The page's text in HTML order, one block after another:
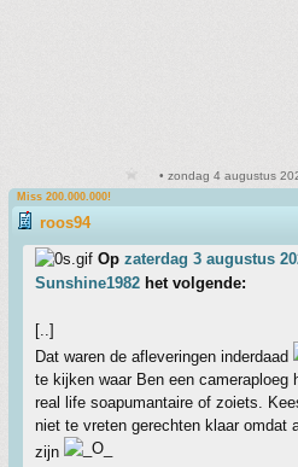
• zondag 4 augustus
Miss 200.000.000!
roos94
Op zaterdag 3 augustus
Sunshine1982 het volgende:
[..]
Dat waren de afleveringen inderdaad
te kijken waar Ben een cameraploeg
real life soapumantaire of zoiets.
niet te vreten gerechten klaar omdat
zijn